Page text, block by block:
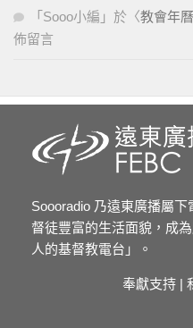
「 Sooo小編 」於〈教會年
佈留言
Soooradio 乃遠東廣播屬
督徒豐富的生活面貌，成
人的基督教電台」。
奉獻支持 |